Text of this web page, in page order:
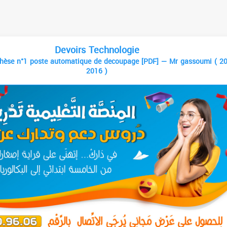
Devoirs Technologie
n°1 poste automatique de decoupage [PDF] — Mr gassoumi (
2016 )